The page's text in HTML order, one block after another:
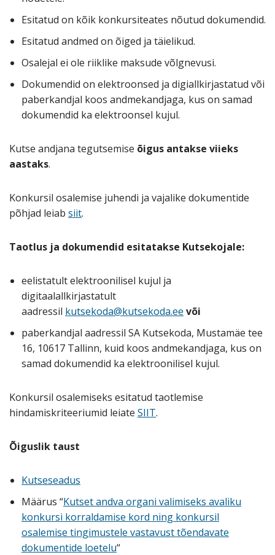
Esitatud on kõik konkursiteates nõutud dokumendid.
Esitatud andmed on õiged ja täielikud.
Osalejal ei ole riiklike maksude võlgnevusi.
Dokumendid on elektroonsed ja digiallkirjastatud või
paberkandjal koos andmekandjaga, kus on samad
dokumendid ka elektroonsel kujul.
Kutse andjana tegutsemise õigus antakse viieks
aastaks.
Konkursil osalemise juhendi ja vajalike dokumentide
põhjad leiab siit.
Taotlus ja dokumendid esitatakse Kutsekojale:
eelistatult elektroonilisel kujul ja
digitaalallkirjastatult
aadressil kutsekoda@kutsekoda.ee või
paberkandjal aadressil SA Kutsekoda, Mustamäe tee
16, 10617 Tallinn, kuid koos andmekandjaga, kus on
samad dokumendid ka elektroonilisel kujul.
Konkursil osalemiseks esitatud taotlemise
hindamiskriteeriumid leiate SIIT.
Õiguslik taust
Kutseseadus
Määrus “Kutset andva organi valimiseks avaliku
konkursi korraldamise kord ning konkursil
osalemise tingimustele vastavust tõendavate
dokumentide loetelu“